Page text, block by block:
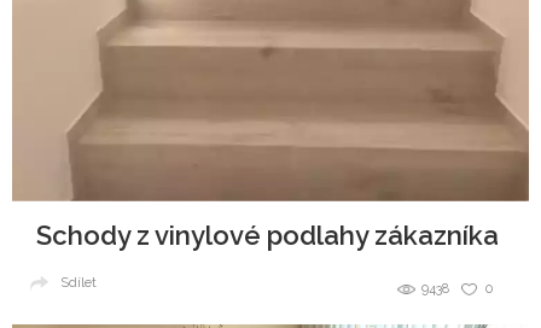
Schody z vinylové podlahy zákazníka
0
9438
Sdílet